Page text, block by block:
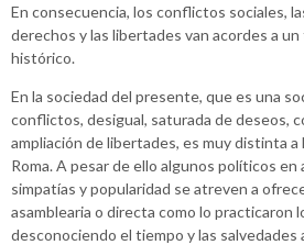
En consecuencia, los conflictos sociales,
derechos y las libertades van acordes a
histórico.
En la sociedad del presente, que es una
conflictos, desigual, saturada de deseos,
ampliación de libertades, es muy distinta a
Roma. A pesar de ello algunos políticos en
simpatías y popularidad se atreven a
asamblearia o directa como lo practicaron
desconociendo el tiempo y las salvedades